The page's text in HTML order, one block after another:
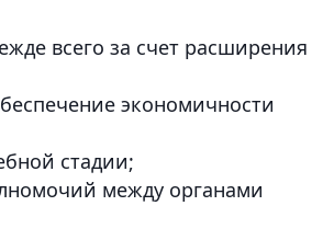
всего за счет расширения
экономичности
стадии;
между органами